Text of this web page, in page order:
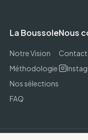
La Boussole
Notre Vision
Méthodologie
Nos sélections
FAQ
Nous
Contact